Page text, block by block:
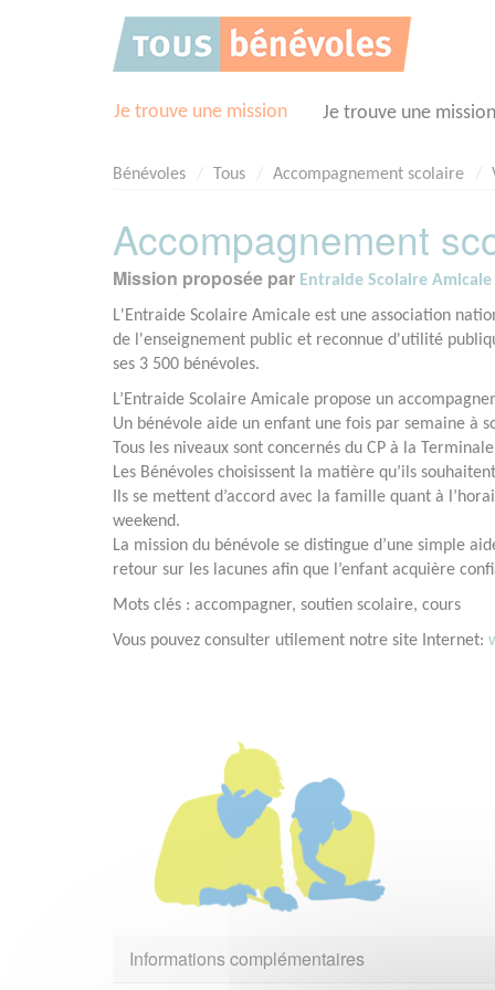
Je trouve une mission Je trouve une
Bénévoles Tous Accompagnement scolaire
Accompagnement
Mission proposée par Entraide Scolaire
L'Entraide Scolaire Amicale est une association
de l'enseignement public et reconnue d'utilité
ses 3 500 bénévoles.
L’Entraide Scolaire Amicale propose un
Un bénévole aide un enfant une fois par semaine à
Tous les niveaux sont concernés du CP à la
Les Bénévoles choisissent la matière qu’ils
Ils se mettent d’accord avec la famille quant à
weekend.
La mission du bénévole se distingue d’une simple
retour sur les lacunes afin que l’enfant acquière
Mots clés : accompagner, soutien scolaire, cours
Vous pouvez consulter utilement notre site Internet:
Informations complémentaires